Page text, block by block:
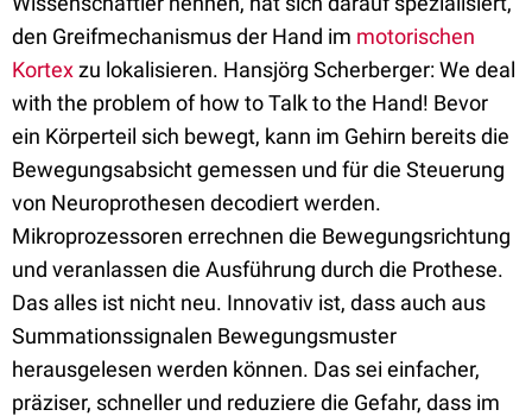
den Greifmechanismus der Hand im motorischen
Kortexzu lokalisieren. Hansjörg Scherberger: We deal
with the problem of how to Talk to the Hand! Bevor
ein Körperteil sich bewegt, kann im Gehirn bereits die
Bewegungsabsicht gemessen und für die Steuerung
von Neuroprothesen decodiert werden.
Mikroprozessoren errechnen die Bewegungsrichtung
und veranlassen die Ausführung durch die Prothese.
Das alles ist nicht neu. Innovativ ist, dass auch aus
Summationssignalen Bewegungsmuster
herausgelesen werden können. Das sei einfacher,
präziser, schneller und reduziere die Gefahr, dass im